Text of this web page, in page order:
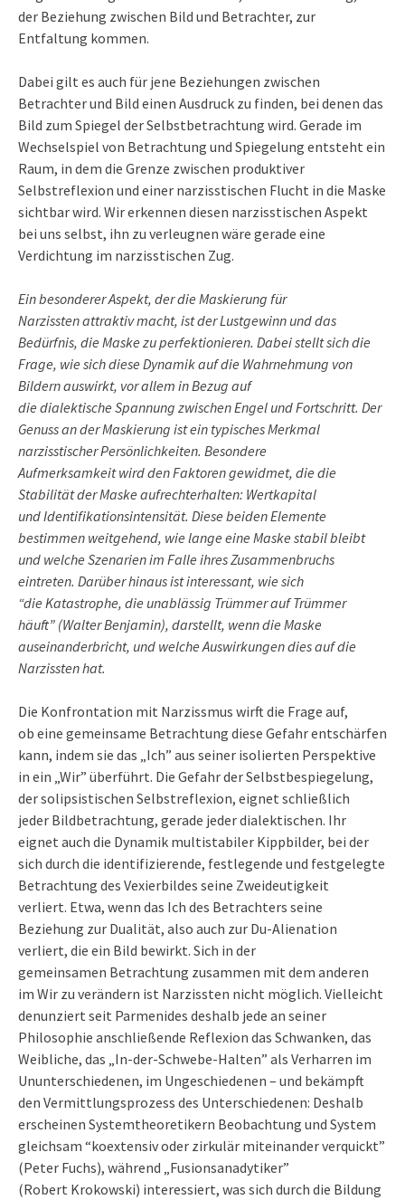
der Beziehung zwischen Bild und Betrachter, zur
Entfaltung kommen.
Dabei gilt es auch für jene Beziehungen zwischen
Betrachter und Bild einen Ausdruck zu finden, bei denen das
Bild zum Spiegel der Selbstbetrachtung wird. Gerade im
Wechselspiel von Betrachtung und Spiegelung entsteht ein
Raum, in dem die Grenze zwischen produktiver
Selbstreflexion und einer narzisstischen Flucht in die Maske
sichtbar wird. Wir erkennen diesen narzisstischen Aspekt
bei uns selbst, ihn zu verleugnen wäre gerade eine
Verdichtung im narzisstischen Zug.
Ein besonderer Aspekt, der die Maskierung für
Narzissten attraktiv macht, ist der Lustgewinn und das
Bedürfnis, die Maske zu perfektionieren. Dabei stellt sich die
Frage, wie sich diese Dynamik auf die Wahrnehmung von
Bildern auswirkt, vor allem in Bezug auf
die dialektische Spannung zwischen Engel und Fortschritt. Der
Genuss an der Maskierung ist ein typisches Merkmal
narzisstischer Persönlichkeiten. Besondere
Aufmerksamkeit wird den Faktoren gewidmet, die die
Stabilität der Maske aufrechterhalten: Wertkapital
und Identifikationsintensität. Diese beiden Elemente
bestimmen weitgehend, wie lange eine Maske stabil bleibt
und welche Szenarien im Falle ihres Zusammenbruchs
eintreten. Darüber hinaus ist interessant, wie sich
“die Katastrophe, die unablässig Trümmer auf Trümmer
häuft” (Walter Benjamin), darstellt, wenn die Maske
auseinanderbricht, und welche Auswirkungen dies auf die
Narzissten hat.
Die Konfrontation mit Narzissmus wirft die Frage auf,
ob eine gemeinsame Betrachtung diese Gefahr entschärfen
kann, indem sie das „Ich” aus seiner isolierten Perspektive
in ein „Wir” überführt. Die Gefahr der Selbstbespiegelung,
der solipsistischen Selbstreflexion, eignet schließlich
jeder Bildbetrachtung, gerade jeder dialektischen. Ihr
eignet auch die Dynamik multistabiler Kippbilder, bei der
sich durch die identifizierende, festlegende und festgelegte
Betrachtung des Vexierbildes seine Zweideutigkeit
verliert. Etwa, wenn das Ich des Betrachters seine
Beziehung zur Dualität, also auch zur Du-Alienation
verliert, die ein Bild bewirkt. Sich in der
gemeinsamen Betrachtung zusammen mit dem anderen
im Wir zu verändern ist Narzissten nicht möglich. Vielleicht
denunziert seit Parmenides deshalb jede an seiner
Philosophie anschließende Reflexion das Schwanken, das
Weibliche, das „In-der-Schwebe-Halten” als Verharren im
Ununterschiedenen, im Ungeschiedenen – und bekämpft
den Vermittlungsprozess des Unterschiedenen: Deshalb
erscheinen Systemtheoretikern Beobachtung und System
gleichsam “koextensiv oder zirkulär miteinander verquickt”
(Peter Fuchs), während „Fusionsanadytiker”
(Robert Krokowski) interessiert, was sich durch die Bildung